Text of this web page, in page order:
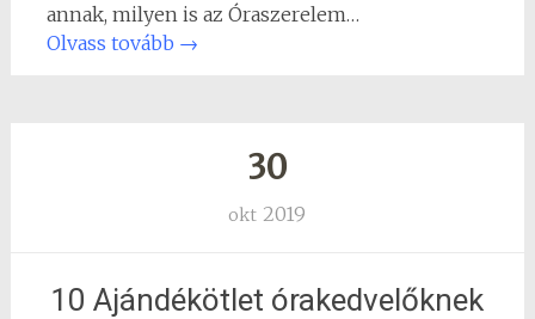
annak, milyen is az Óraszerelem…
Olvass tovább →
30
okt 2019
10 Ajándékötlet órakedvelőknek